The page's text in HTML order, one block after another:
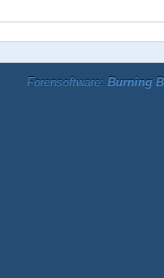
Forensoftware: Burning